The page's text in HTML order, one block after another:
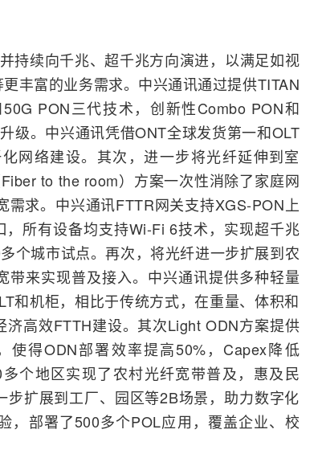
持续向千兆、超千兆方向演进，以满足如视
丰富的业务需求。中兴通讯通过提供TITAN
PON三代技术，创新性Combo PON和
级。中兴通讯凭借ONT全球发货第一和OLT
网络建设。其次，进一步将光纤延伸到室
to the room）方案一次性消除了家庭网
需求。中兴通讯FTTR网关支持XGS-PON上
，所有设备均支持Wi-Fi 6技术，实现超千兆
个城市试点。再次，将光纤进一步扩展到农
带来实现普及接入。中兴通讯提供多种轻量
和机柜，相比于传统方式，在重量、体积和
济高效FTTH建设。其次Light ODN方案提供
得ODN部署效率提高50%，Capex降低
个地区实现了农村光纤宽带普及，惠及民
扩展到工厂、园区等2B场景，助力数字化
，部署了500多个POL应用，覆盖企业、校